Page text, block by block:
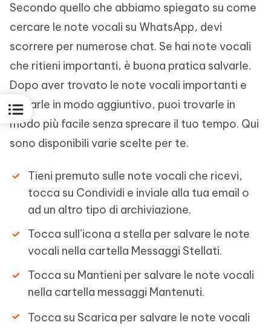
Secondo quello che abbiamo spiegato su come
cercare le note vocali su WhatsApp, devi
scorrere per numerose chat. Se hai note vocali
che ritieni importanti, è buona pratica salvarle.
Dopo aver trovato le note vocali importanti e
salvarle in modo aggiuntivo, puoi trovarle in
modo più facile senza sprecare il tuo tempo. Qui
sono disponibili varie scelte per te.
Tieni premuto sulle note vocali che ricevi,
tocca su Condividi e inviale alla tua email o
ad un altro tipo di archiviazione.
Tocca sull’icona a stella per salvare le note
vocali nella cartella Messaggi Stellati.
Tocca su Mantieni per salvare le note vocali
nella cartella messaggi Mantenuti.
Tocca su Scarica per salvare le note vocali